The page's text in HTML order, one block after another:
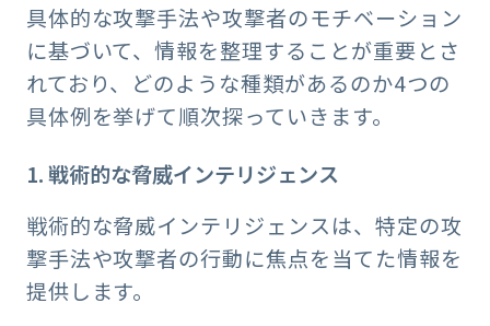
具体的な攻撃手法や攻撃者のモチベーション
に基づいて、情報を整理することが重要とさ
れており、どのような種類があるのか4つの
具体例を挙げて順次探っていきます。
1. 戦術的な脅威インテリジェンス
戦術的な脅威インテリジェンスは、特定の攻
撃手法や攻撃者の行動に焦点を当てた情報を
提供します。